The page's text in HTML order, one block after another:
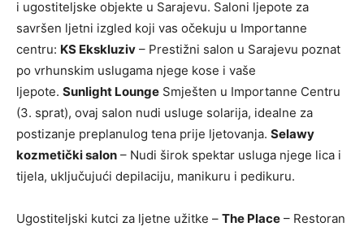
i ugostiteljske objekte u Sarajevu. Saloni ljepote za
savršen ljetni izgled koji vas očekuju u Importanne
centru: KS Ekskluziv – Prestižni salon u Sarajevu poznat
po vrhunskim uslugama njege kose i vaše
ljepote. Sunlight Lounge Smješten u Importanne Centru
(3. sprat), ovaj salon nudi usluge solarija, idealne za
postizanje preplanulog tena prije ljetovanja. Selawy
kozmetički salon – Nudi širok spektar usluga njege lica i
tijela, uključujući depilaciju, manikuru i pedikuru.
Ugostiteljski kutci za ljetne užitke – The Place – Restoran